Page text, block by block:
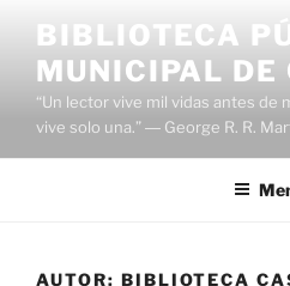
BIBLIOTECA
MUNICIPAL DE
“Un lector vive mil vidas antes de
vive solo una.” ― George R. R.
AUTOR: BIBLIOTECA